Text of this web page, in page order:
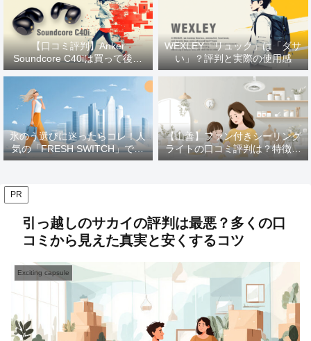
【口コミ評判】Anker
Soundcore C40iは買って後悔
する？ 使用感をレビュー
WEXLEY「リュック」は「ダサ
い」？評判と実際の使用感
氷のう選びに迷ったらコレ！人
気の「FRESH SWITCH」で猛
暑を乗り切る
【山善】ファン付きシーリング
ライトの口コミ評判は？特徴や
メリットを徹底解説！
PR
引っ越しのサカイの評判は最悪？多くの口
コミから見えた真実と安くするコツ
Exciting capsule